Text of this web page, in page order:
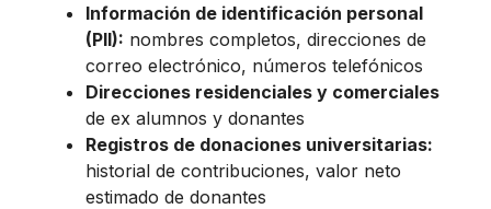
Información de identificación personal
(PII): nombres completos, direcciones de
correo electrónico, números telefónicos
Direcciones residenciales y comerciales
de ex alumnos y donantes
Registros de donaciones universitarias:
historial de contribuciones, valor neto
estimado de donantes